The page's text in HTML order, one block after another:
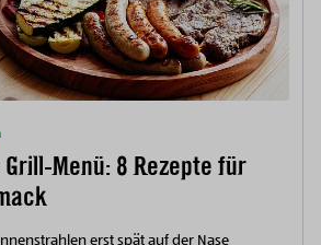
Menü: 8 Rezepte für
erst spät auf der Nase